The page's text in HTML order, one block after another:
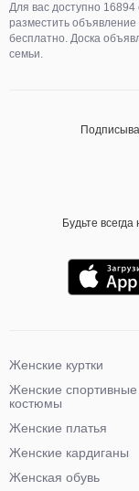
Для вас доступно
разместить
бесплатно. Доска
семьи.
Будьте
Женские куртки
Женские спортивные
костюмы
Женские платья
Женские кардиганы
Женская обувь